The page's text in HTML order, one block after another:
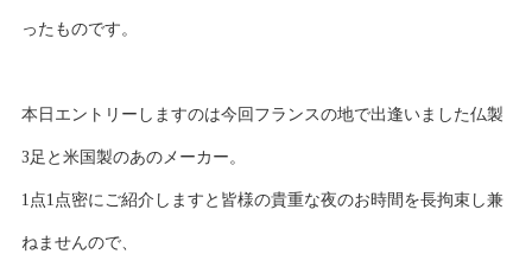
ったものです。
本日エントリーしますのは今回フランスの地で出逢いました仏製
3足と米国製のあのメーカー。
1点1点密にご紹介しますと皆様の貴重な夜のお時間を長拘束し兼
ねませんので、